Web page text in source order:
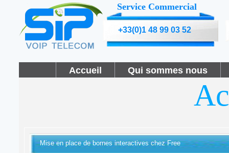
+33(0)1 48 99 03 52
Service Commercial
Accueil Qui sommes nous
Mise en place de bornes interactives chez Free